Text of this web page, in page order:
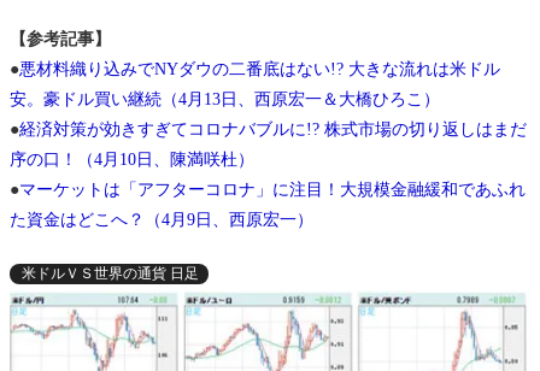
【参考記事】
●悪材料織り込みでNYダウの二番底はない!? 大きな流れは米ドル
安。豪ドル買い継続（4月13日、西原宏一＆大橋ひろこ）
●経済対策が効きすぎてコロナバブルに!? 株式市場の切り返しはまだ
序の口！（4月10日、陳満咲杜）
●マーケットは「アフターコロナ」に注目！大規模金融緩和であふれ
た資金はどこへ？（4月9日、西原宏一）
米ドルＶＳ世界の通貨 日足